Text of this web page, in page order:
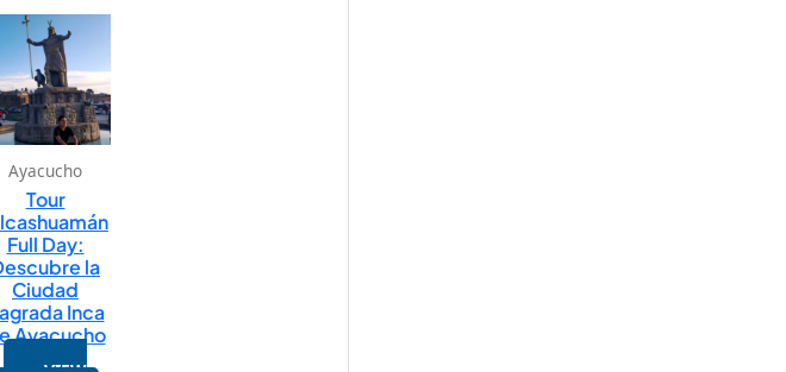
Ayacucho
Tour
Full Day:
la
Ciudad
Inca
Ayacucho